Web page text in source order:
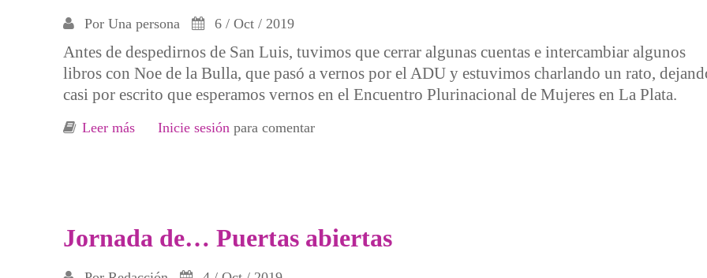
Por Una persona 6 / Oct / 2019
Antes de despedirnos de San Luis, tuvimos que cerrar algunas cuentas e intercambiar algunos
libros con Noe de la Bulla, que pasó a vernos por el ADU y estuvimos charlando un rato,
casi por escrito que esperamos vernos en el Encuentro Plurinacional de Mujeres en La Plata.
Leer más sobre De paseo mediático por Río Cuarto
Inicie sesión para comentar
Jornada de… Puertas abiertas